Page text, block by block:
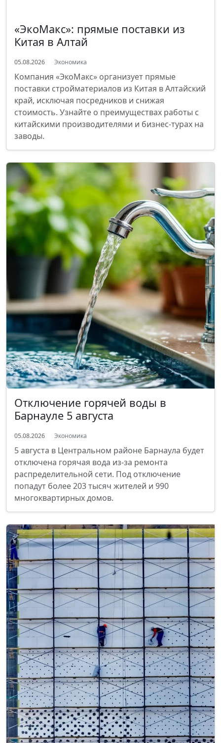
«ЭкоМакс»: прямые поставки из
Китая в Алтай
05.08.2026 Экономика
Компания «ЭкоМакс» организует прямые
поставки стройматериалов из Китая в Алтайский
край, исключая посредников и снижая
стоимость. Узнайте о преимуществах работы с
китайскими производителями и бизнес-турах на
заводы.
Отключение горячей воды в
Барнауле 5 августа
05.08.2026 Экономика
5 августа в Центральном районе Барнаула будет
отключена горячая вода из-за ремонта
распределительной сети. Под отключение
попадут более 203 тысяч жителей и 990
многоквартирных домов.